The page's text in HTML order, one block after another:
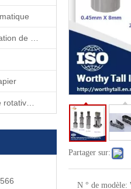
Partager sur:
N ° de modèle: